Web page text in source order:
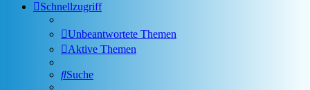
Schnellzugriff
Unbeantwortete Themen
Aktive Themen
Suche